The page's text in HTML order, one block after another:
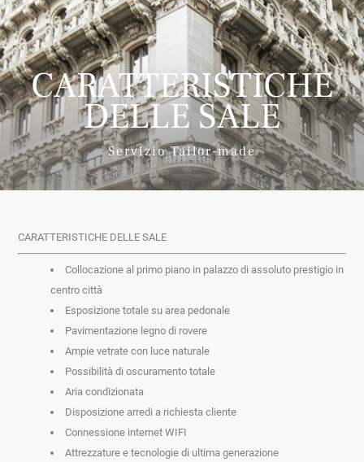
CARATTERISTICHE
DELLE SALE
Servizio Tailor-made
CARATTERISTICHE DELLE SALE
Collocazione al primo piano in palazzo di assoluto prestigio in
centro città
Esposizione totale su area pedonale
Pavimentazione legno di rovere
Ampie vetrate con luce naturale
Possibilità di oscuramento totale
Aria condizionata
Disposizione arredi a richiesta cliente
Connessione internet WIFI
Attrezzature e tecnologie di ultima generazione